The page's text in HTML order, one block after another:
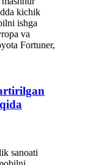
kichik
ishga
va
Fortuner,
sanoati